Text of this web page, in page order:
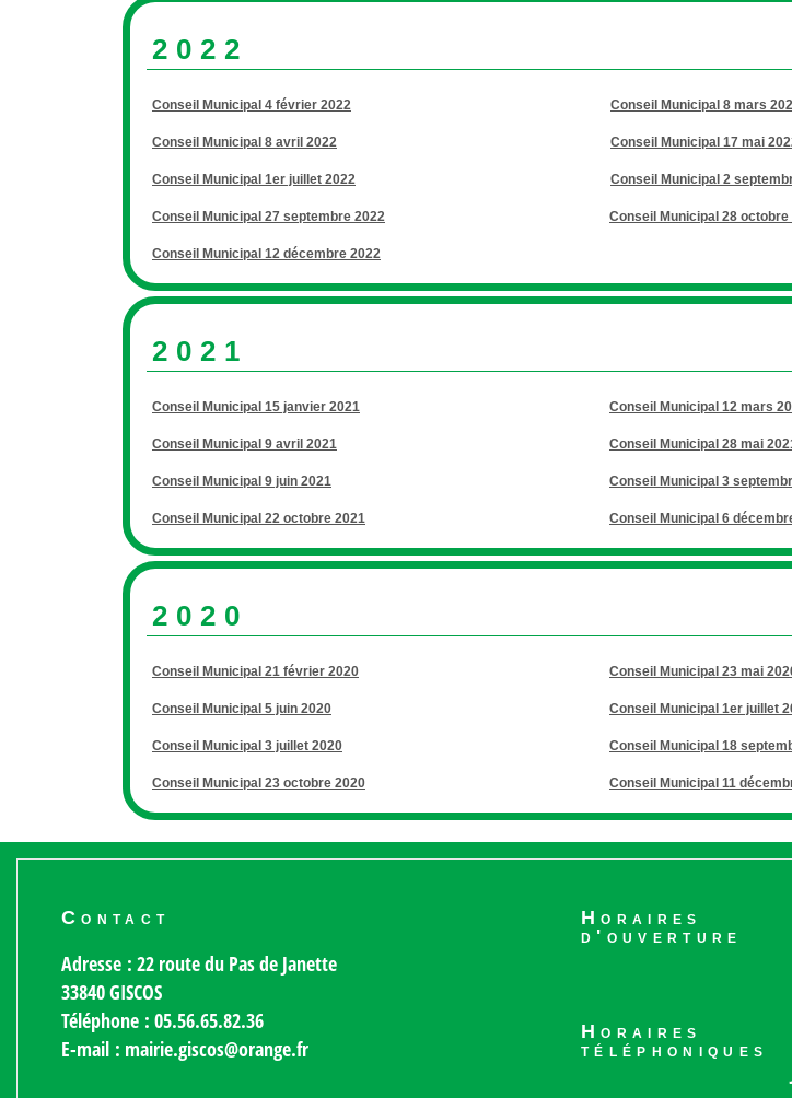
2022
Conseil Municipal 4 février 2022 Conseil Municipal 8 mars
Conseil Municipal 8 avril 2022 Conseil Municipal 17 mai
Conseil Municipal 1er juillet 2022 Conseil Municipal 2
Conseil Municipal 27 septembre 2022 Conseil Municipal 28 octobre
Conseil Municipal 12 décembre 2022
2021
Conseil Municipal 15 janvier 2021 Conseil Municipal 12 mars
Conseil Municipal 9 avril 2021 Conseil Municipal 28 mai
Conseil Municipal 9 juin 2021 Conseil Municipal 3
Conseil Municipal 22 octobre 2021 Conseil Municipal 6
2020
Conseil Municipal 21 février 2020 Conseil Municipal 23 mai
Conseil Municipal 5 juin 2020 Conseil Municipal 1er juillet
Conseil Municipal 3 juillet 2020 Conseil Municipal 18
Conseil Municipal 23 octobre 2020 Conseil Municipal 11
Contact
Adresse : 22 route du Pas de Janette
33840 GISCOS
Téléphone : 05.56.65.82.36
E-mail : mairie.giscos@orange.fr
Horaires
d'ouverture
Horaires
téléphoniques